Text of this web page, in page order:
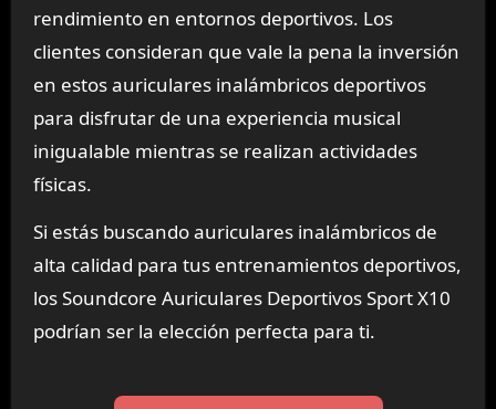
rendimiento en entornos deportivos. Los
clientes consideran que vale la pena la inversión
en estos auriculares inalámbricos deportivos
para disfrutar de una experiencia musical
inigualable mientras se realizan actividades
físicas.
Si estás buscando auriculares inalámbricos de
alta calidad para tus entrenamientos deportivos,
los Soundcore Auriculares Deportivos Sport X10
podrían ser la elección perfecta para ti.